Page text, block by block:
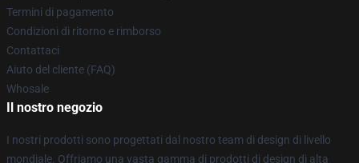
Termini di pagamento
Condizioni di ritorno e rimborso
Contattaci
Aiuto del cliente (FAQ)
Whosale
Il nostro negozio
I nostri prodotti sono progettati dal nostro team di design di livello
mondiale. Offriamo una vasta gamma di prodotti di design di alta